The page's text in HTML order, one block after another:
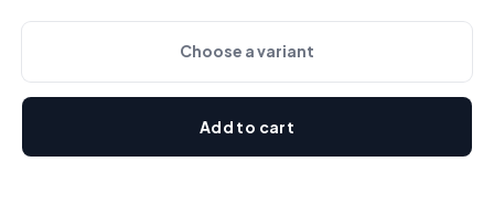
Choose a variant
Add to cart